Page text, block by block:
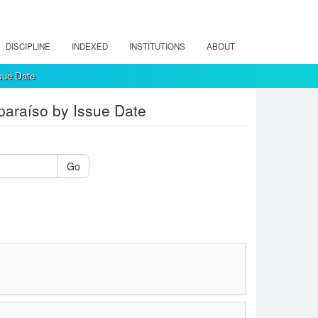
DISCIPLINE INDEXED INSTITUTIONS ABOUT
Date
by Issue Date
Go